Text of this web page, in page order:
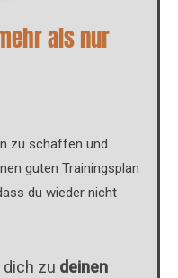
als nur
zu schaffen und
guten Trainingsplan
du wieder nicht
dich zu deinen